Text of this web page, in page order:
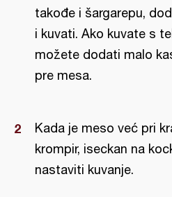
takođe i šargarepu,
i kuvati. Ako kuvate s
možete dodati malo
pre mesa.
Kada je meso već pri
krompir, iseckan na
nastaviti kuvanje.